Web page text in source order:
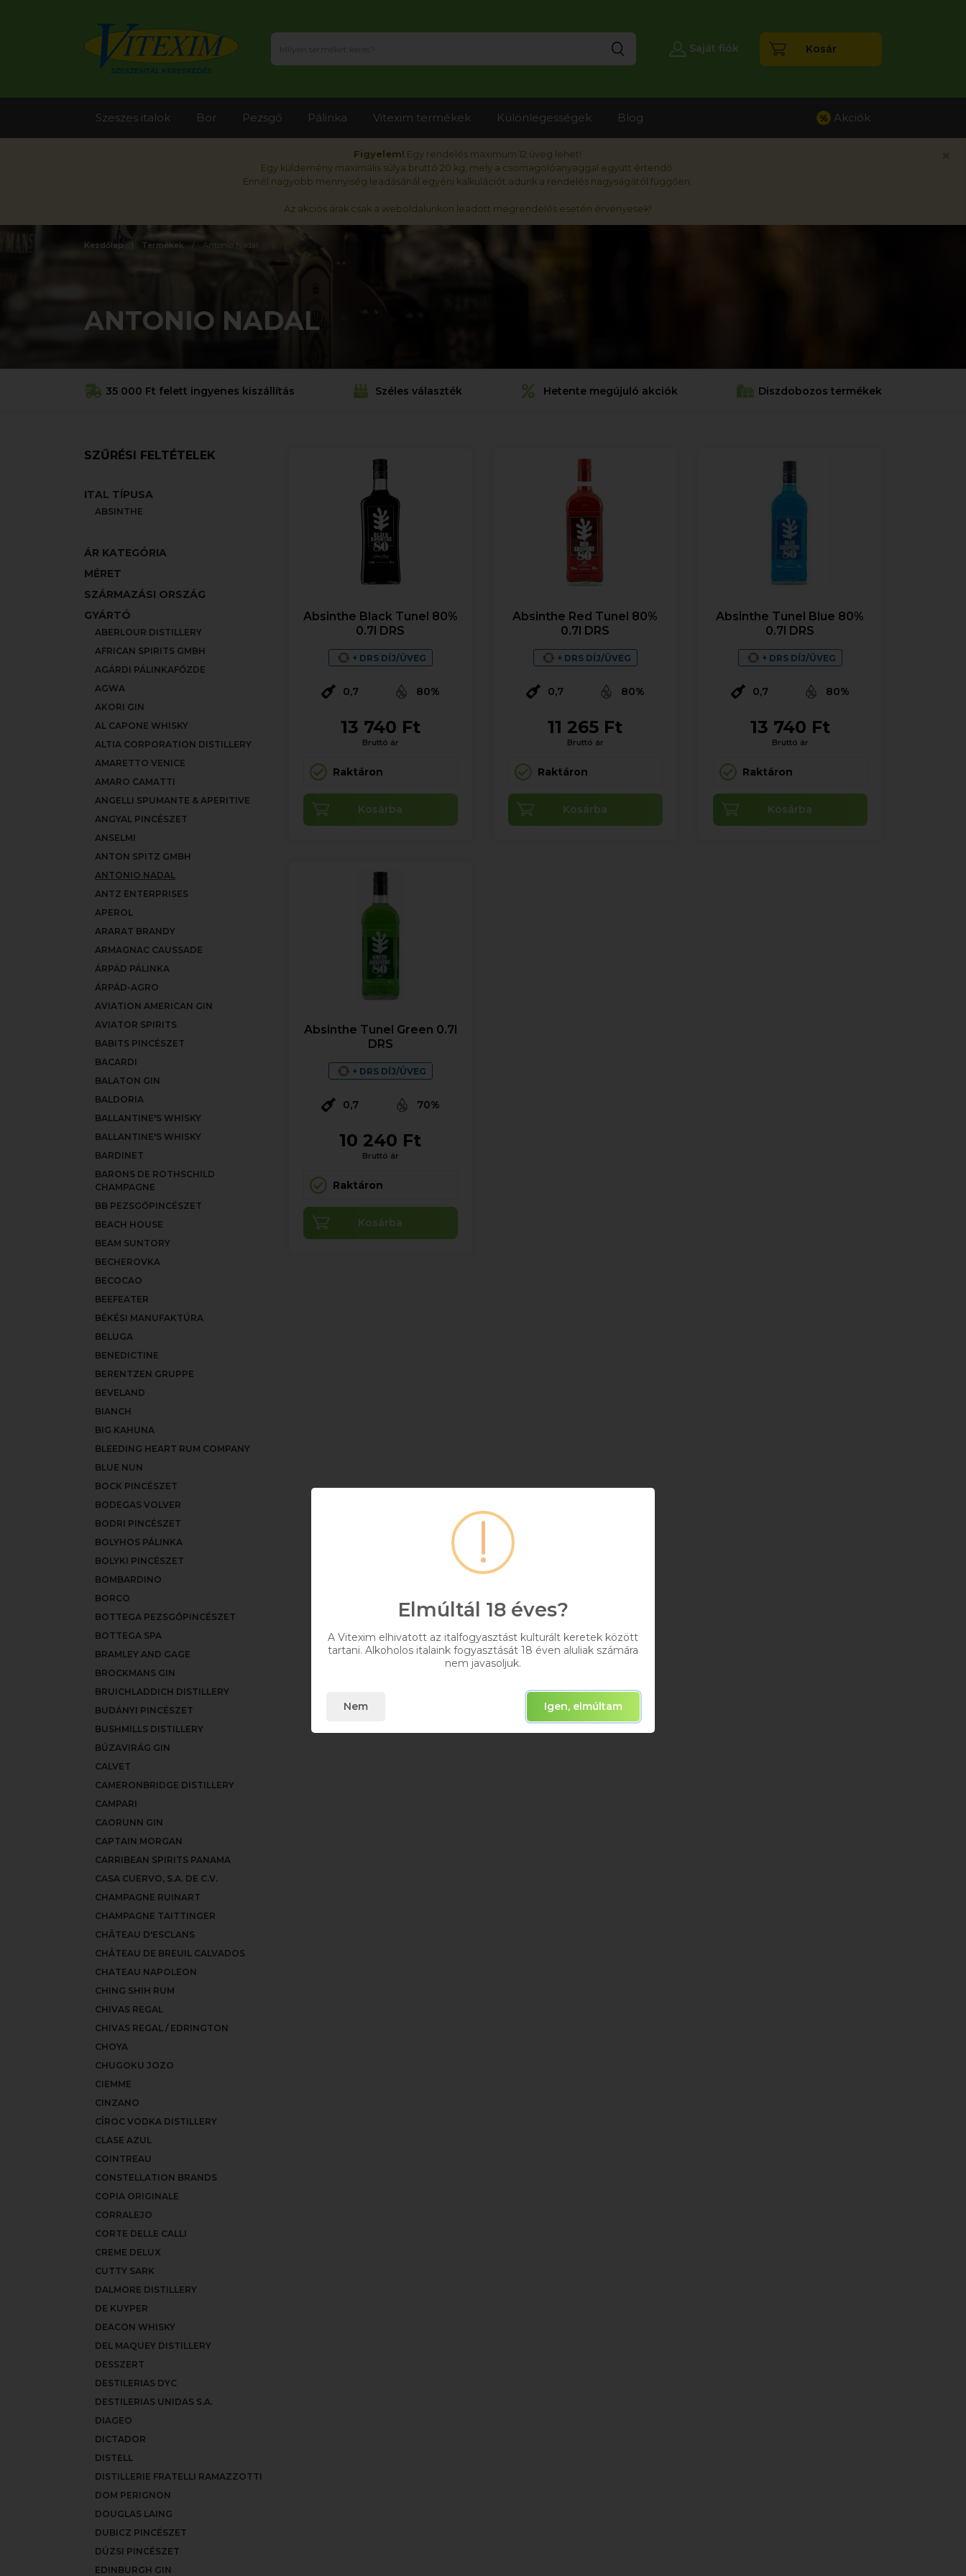
Figyelem! Egy rendelés maximum 12 üveg lehet!
Egy küldemény maximális súlya bruttó 20 kg, mely a csomagolóanyaggal együtt értendő.
Ennél nagyobb mennyiség leadásánál egyéni kalkulációt adunk a rendelés nagyságától függően.
Az akciós árak csak a weboldalunkon leadott megrendelés esetén érvényesek!
Saját fiók Kosár
Szeszes italok Bor Pezsgő Pálinka Vitexim termékek Különlegességek Blog % Akciók
Kezdőlap Termékek Antonio Nadal
ANTONIO NADAL
35 000 Ft felett ingyenes kiszállítás Széles választék Hetente megújuló akciók Diszdobozos termékek
SZŰRÉSI FELTÉTELEK
ITAL TÍPUSA
ABSINTHE
ÁR KATEGÓRIA
MÉRET
SZÁRMAZÁSI ORSZÁG
GYÁRTÓ
ABERLOUR DISTILLERY
AFRICAN SPIRITS GMBH
AGÁRDI PÁLINKAFŐZDE
AGWA
AKORI GIN
AL CAPONE WHISKY
ALTIA CORPORATION DISTILLERY
AMARETTO VENICE
AMARO CAMATTI
ANGELLI SPUMANTE & APERITIVE
ANGYAL PINCÉSZET
ANSELMI
ANTON SPITZ GMBH
ANTONIO NADAL
ANTZ ENTERPRISES
APEROL
ARARAT BRANDY
ARMAGNAC CAUSSADE
ÁRPÁD PÁLINKA
ÁRPÁD-AGRO
AVIATION AMERICAN GIN
AVIATOR SPIRITS
BABITS PINCÉSZET
BACARDI
BALATON GIN
BALDORIA
BALLANTINE'S WHISKY
BALLANTINE'S WHISKY
BARDINET
BARONS DE ROTHSCHILD
CHAMPAGNE
BB PEZSGŐPINCÉSZET
BEACH HOUSE
BEAM SUNTORY
BECHEROVKA
BECOCAO
BEEFEATER
BÉKÉSI MANUFAKTÚRA
BELUGA
BENEDICTINE
BERENTZEN GRUPPE
BEVELAND
BIANCH
BIG KAHUNA
BLEEDING HEART RUM COMPANY
BLUE NUN
BOCK PINCÉSZET
BODEGAS VOLVER
BODRI PINCÉSZET
BOLYHOS PÁLINKA
BOLYKI PINCÉSZET
BOMBARDINO
BORCO
BOTTEGA PEZSGŐPINCÉSZET
BOTTEGA SPA
BRAMLEY AND GAGE
BROCKMANS GIN
BRUICHLADDICH DISTILLERY
BUDÁNYI PINCÉSZET
BUSHMILLS DISTILLERY
BÚZAVIRÁG GIN
CALVET
CAMERONBRIDGE DISTILLERY
CAMPARI
CAORUNN GIN
CAPTAIN MORGAN
CARRIBEAN SPIRITS PANAMA
CASA CUERVO, S.A. DE C.V.
CHAMPAGNE RUINART
CHAMPAGNE TAITTINGER
CHÂTEAU D'ESCLANS
CHÂTEAU DE BREUIL CALVADOS
CHATEAU NAPOLEON
CHING SHIH RUM
CHIVAS REGAL
CHIVAS REGAL / EDRINGTON
CHOYA
CHUGOKU JOZO
CIEMME
CINZANO
CÎROC VODKA DISTILLERY
CLASE AZUL
COINTREAU
CONSTELLATION BRANDS
COPIA ORIGINALE
CORRALEJO
CORTE DELLE CALLI
CREME DELUX
CUTTY SARK
DALMORE DISTILLERY
DE KUYPER
DEACON WHISKY
DEL MAQUEY DISTILLERY
DESSZERT
DESTILERIAS DYC
DESTILERIAS UNIDAS S.A.
DIAGEO
DICTADOR
DISTELL
DISTILLERIE FRATELLI RAMAZZOTTI
DOM PERIGNON
DOUGLAS LAING
DUBICZ PINCÉSZET
DÚZSI PINCÉSZET
EDINBURGH GIN
Absinthe Black Tunel 80%
0.7l DRS
+ DRS DÍJ/ÜVEG
0,7 80%
13 740 Ft
Bruttó ár
Raktáron
Kosárba
Absinthe Red Tunel 80%
0.7l DRS
+ DRS DÍJ/ÜVEG
0,7 80%
11 265 Ft
Bruttó ár
Raktáron
Kosárba
Absinthe Tunel Blue 80%
0.7l DRS
+ DRS DÍJ/ÜVEG
0,7 80%
13 740 Ft
Bruttó ár
Raktáron
Kosárba
Absinthe Tunel Green 0.7l
DRS
+ DRS DÍJ/ÜVEG
0,7 70%
10 240 Ft
Bruttó ár
Raktáron
Kosárba
Elmúltál 18 éves?
A Vitexim elhivatott az italfogyasztást kulturált keretek között
tartani. Alkoholos italaink fogyasztását 18 éven aluliak számára
nem javasoljuk.
Nem Igen, elmúltam